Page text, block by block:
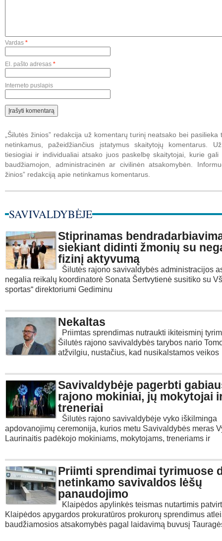
Vardas *
El. pašto adresas *
Interneto puslapis
„Šilutės žinios” redakcija už komentarų turinį neatsako bei pasilieka
netinkamus, pažeidžiančius įstatymus skaitytojų komentarus.
tiesiogiai ir individualiai atsako juos paskelbę skaitytojai, kurie gali
baudžiamojon, administracinėn ar civilinėn atsakomybėn.
žinios” redakciją apie netinkamus komentarus.
SAVIVALDYBĖJE
Stiprinamas
siekiant didinti žmonių su
fizinį aktyvumą
Šilutės rajono savivaldybės administracijos
negalia reikalų koordinatorė Sonata Šertvytienė susitiko su
sportas“ direktoriumi Gediminu
Nekaltas
Priimtas sprendimas nutraukti ikiteisminį
Šilutės rajono savivaldybės tarybos nario
atžvilgiu, nustačius, kad nusikalstamos veikos
Savivaldybėje pagerbti
rajono mokiniai, jų mokytojai
treneriai
Šilutės rajono savivaldybėje vyko iškilminga
apdovanojimų ceremonija, kurios metu Savivaldybės meras
Laurinaitis padėkojo mokiniams, mokytojams, treneriams ir
Priimti sprendimai tyrimuose
netinkamo savivaldos lėšų
panaudojimo
Klaipėdos apylinkės teismas nutartimis
Klaipėdos apygardos prokuratūros prokurorų sprendimus
baudžiamosios atsakomybės pagal laidavimą buvusį